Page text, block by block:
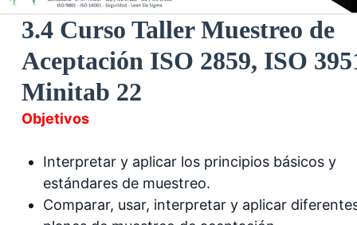
3.4 Curso Taller Muestreo de
Aceptación ISO 2859, ISO
Minitab 22
Objetivos
Interpretar y aplicar los principios básicos y
estándares de muestreo.
Comparar, usar, interpretar y aplicar